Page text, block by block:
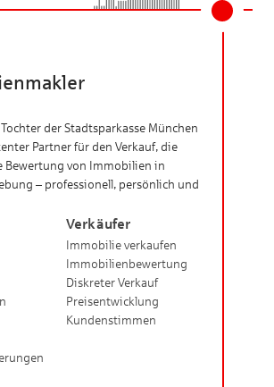
der Stadtsparkasse München
Partner für den Verkauf, die
Bewertung von Immobilien in
– professionell, persönlich und
Verkäufer
Immobilie verkaufen
Immobilienbewertung
Diskreter Verkauf
Preisentwicklung
Kundenstimmen